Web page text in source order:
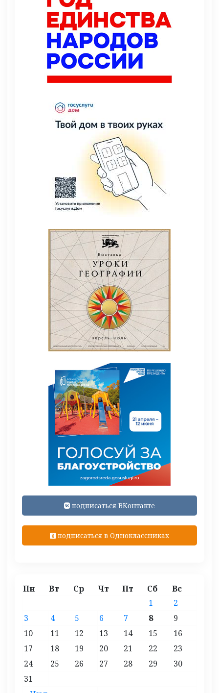
подписаться ВКонтакте
подписаться в Одноклассниках
Пн Вт Ср Чт Пт Сб Вс
1
2
3
4 5 6 7 8
9
10
11 12 13 14 15
16
17
18 19 20 21 22
23
24
25 26 27 28 29
30
31